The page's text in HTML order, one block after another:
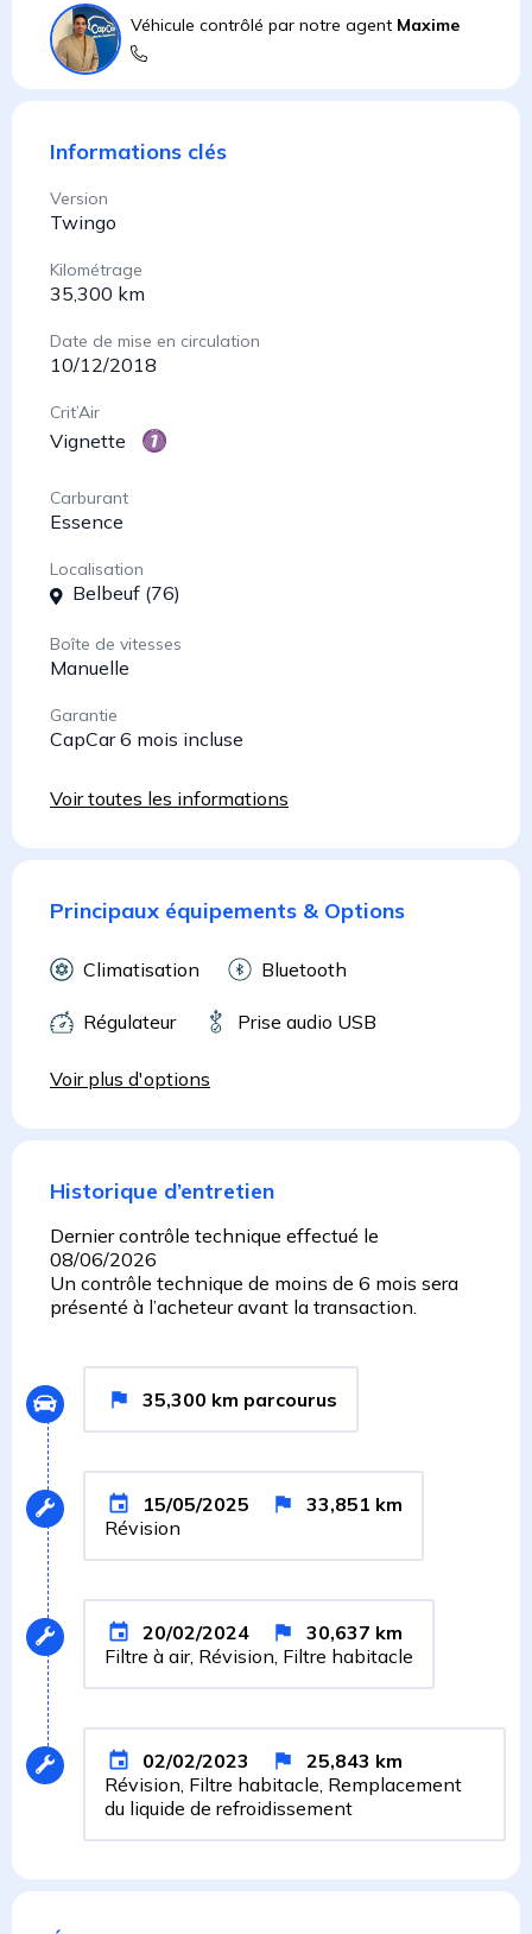
Véhicule contrôlé par notre agent Maxime
Informations clés
Version
Twingo
Kilométrage
35,300 km
Date de mise en circulation
10/12/2018
Crit’Air
Vignette
Carburant
Essence
Localisation
Belbeuf (76)
Boîte de vitesses
Manuelle
Garantie
CapCar 6 mois incluse
Voir toutes les informations
Principaux équipements & Options
Climatisation Bluetooth
Régulateur Prise audio USB
Voir plus d'options
Historique d’entretien
Dernier contrôle technique effectué le
08/06/2026
Un contrôle technique de moins de 6 mois sera
présenté à l’acheteur avant la transaction.
35,300 km parcourus
15/05/2025 33,851 km
Révision
20/02/2024 30,637 km
Filtre à air, Révision, Filtre habitacle
02/02/2023 25,843 km
Révision, Filtre habitacle, Remplacement
du liquide de refroidissement